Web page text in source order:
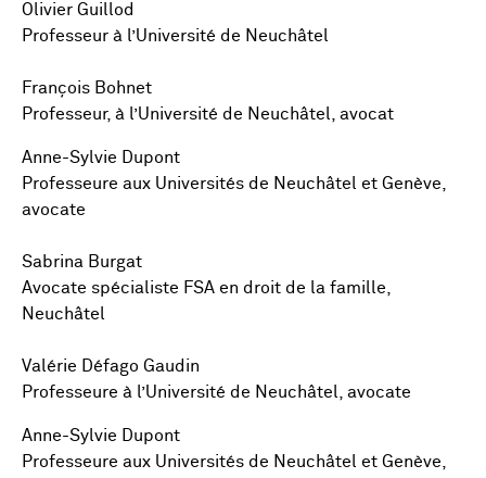
Olivier Guillod
Professeur à l’Université de Neuchâtel
François Bohnet
Professeur, à l’Université de Neuchâtel, avocat
Anne-Sylvie Dupont
Professeure aux Universités de Neuchâtel et Genève,
avocate
Sabrina Burgat
Avocate spécialiste FSA en droit de la famille,
Neuchâtel
Valérie Défago Gaudin
Professeure à l’Université de Neuchâtel, avocate
Anne-Sylvie Dupont
Professeure aux Universités de Neuchâtel et Genève,